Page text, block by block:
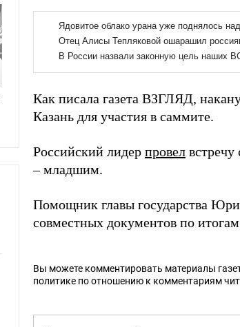
Как писала газета ВЗГЛЯД,
Казань для участия в саммите.
Российский лидер провел
– младшим.
Помощник главы государства
совместных документов по
Вы можете комментировать материалы
политике по отношению к комментариям